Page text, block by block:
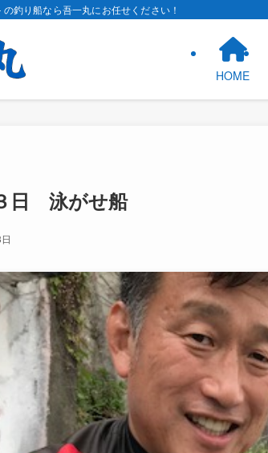
釣り船なら吾一丸にお任せください！
HOME
日 泳がせ船